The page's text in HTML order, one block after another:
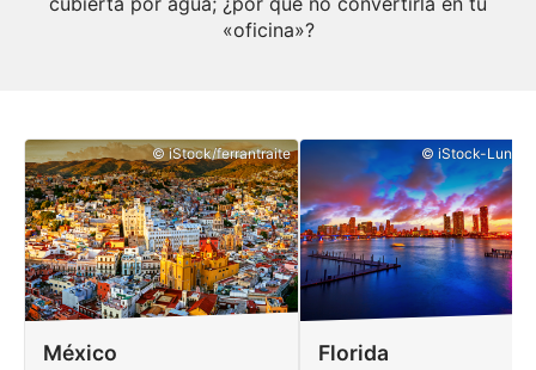
«oficina»?
© iStock/ferrantraite
México
© iStock-
Florida